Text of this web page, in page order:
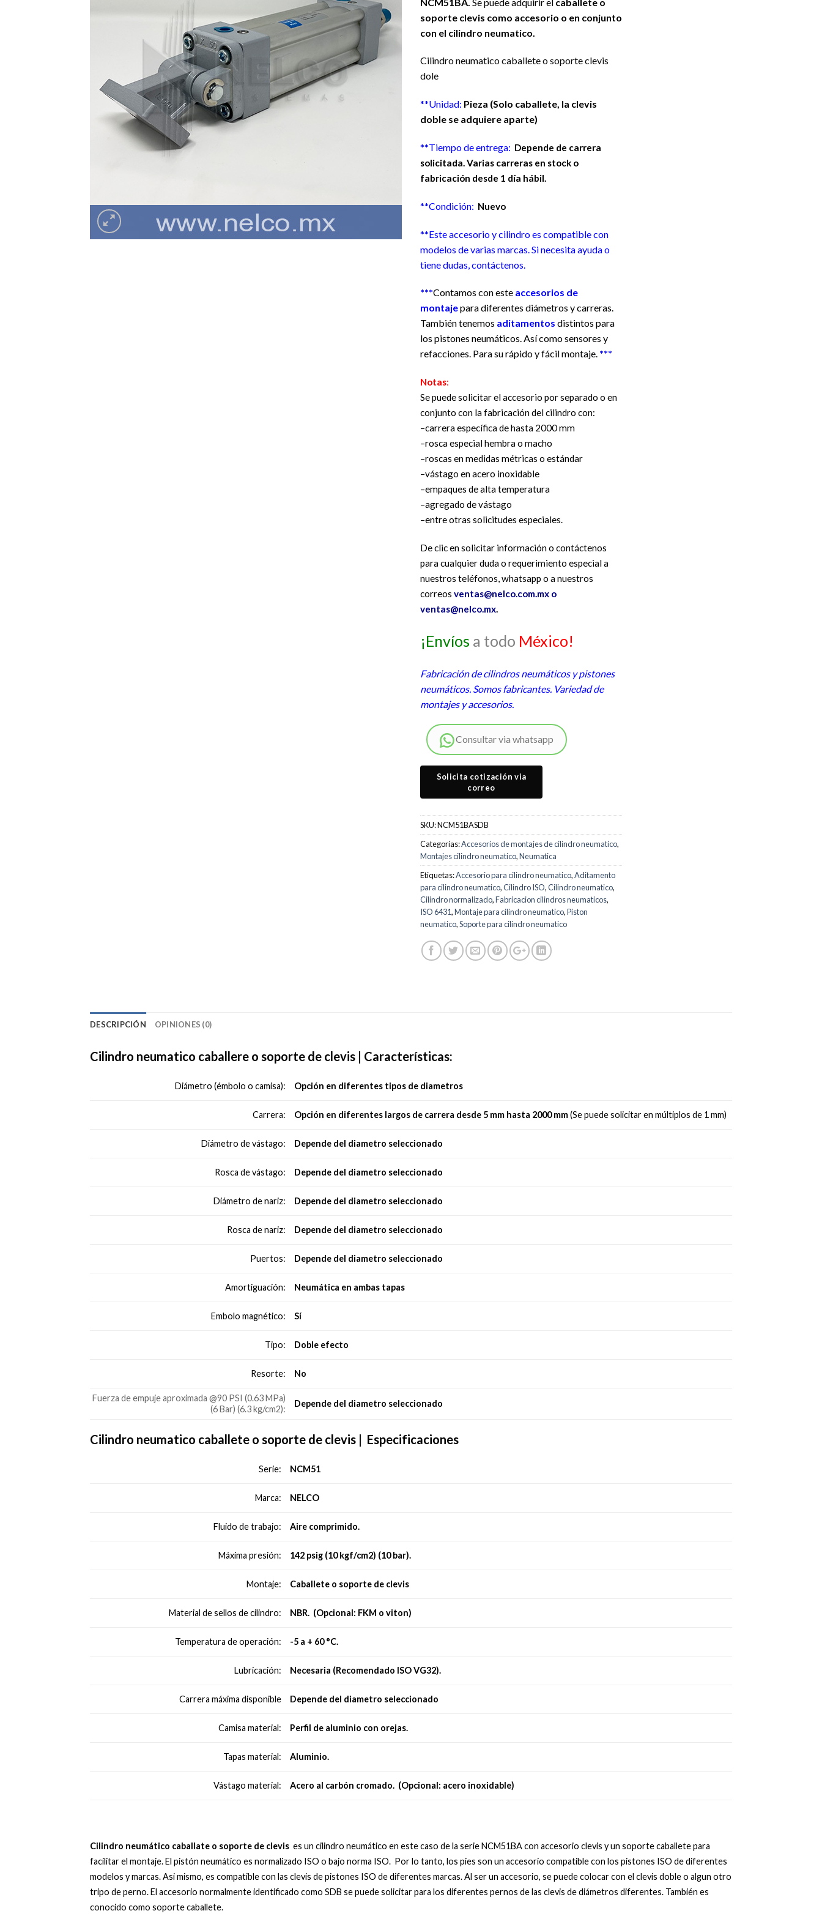
soporte clevis como accesorio o en conjunto
con el cilindro neumatico.
Cilindro neumatico caballete o soporte clevis
dole
**Unidad: Pieza (Solo caballete, la clevis
doble se adquiere aparte)
**Tiempo de entrega: Depende de carrera
solicitada. Varias carreras en stock o
fabricación desde 1 día hábil.
**Condición: Nuevo
**Este accesorio y cilindro es compatible con
modelos de varias marcas. Si necesita ayuda o
tiene dudas, contáctenos.
***Contamos con este accesorios de
montajepara diferentes diámetros y carreras.
También tenemos aditamentos distintos para
los pistones neumáticos. Así como sensores y
refacciones. Para su rápido y fácil montaje. ***
Notas:
Se puede solicitar el accesorio por separado o en
conjunto con la fabricación del cilindro con:
–carrera específica de hasta 2000 mm
–rosca especial hembra o macho
–roscas en medidas métricas o estándar
–vástago en acero inoxidable
–empaques de alta temperatura
–agregado de vástago
–entre otras solicitudes especiales.
De clic en solicitar información o contáctenos
para cualquier duda o requerimiento especial a
nuestros teléfonos, whatsapp o a nuestros
correos ventas@nelco.com.mx o
ventas@nelco.mx.
¡Envíos a todo México!
Fabricación de cilindros neumáticos y pistones
neumáticos. Somos fabricantes. Variedad de
montajes y accesorios.
Consultar via whatsapp
SKU:NCM51BASDB
Categorías:Accesorios de montajes de cilindro neumatico,
Montajes cilindro neumatico,Neumatica
Etiquetas:Accesorio para cilindro neumatico,Aditamento
para cilindro neumatico,Cilindro ISO,Cilindro neumatico,
Cilindro normalizado,Fabricacion cilindros neumaticos,
ISO 6431,Montaje para cilindro neumatico,Piston
neumatico,Soporte para cilindro neumatico
DESCRIPCIÓN OPINIONES (0)
Cilindro neumatico caballere o soporte de clevis | Características:
Diámetro (émbolo o camisa): Opción en diferentes tipos de diametros
Carrera: Opción en diferentes largos de carrera desde 5 mm hasta 2000 mm(Se puede solicitar en múltiplos de 1 mm)
Diámetro de vástago: Depende del diametro seleccionado
Rosca de vástago: Depende del diametro seleccionado
Diámetro de nariz: Depende del diametro seleccionado
Rosca de nariz: Depende del diametro seleccionado
Puertos: Depende del diametro seleccionado
Amortiguación: Neumática en ambas tapas
Embolo magnético: Sí
Tipo: Doble efecto
Resorte: No
Fuerza de empuje aproximada @90 PSI (0.63 MPa)
(6 Bar) (6.3 kg/cm2):
Depende del diametro seleccionado
Cilindro neumatico caballete o soporte de clevis | Especificaciones
Serie: NCM51
Marca: NELCO
Fluido de trabajo: Aire comprimido.
Máxima presión: 142 psig (10 kgf/cm2) (10 bar).
Montaje: Caballete o soporte de clevis
Material de sellos de cilindro: NBR. (Opcional: FKM o viton)
Temperatura de operación: -5 a + 60 °C.
Lubricación: Necesaria (Recomendado ISO VG32).
Carrera máxima disponible Depende del diametro seleccionado
Camisa material: Perfil de aluminio con orejas.
Tapas material: Aluminio.
Vástago material: Acero al carbón cromado. (Opcional: acero inoxidable)
Cilindro neumático caballate o soporte de clevis es un cilindro neumático en este caso de la serie NCM51BA con accesorio clevis y un soporte caballete para
facilitar el montaje. El pistón neumático es normalizado ISO o bajo norma ISO. Por lo tanto, los pies son un accesorio compatible con los pistones ISO de diferentes
modelos y marcas. Asi mismo, es compatible con las clevis de pistones ISO de diferentes marcas. Al ser un accesorio, se puede colocar con el clevis doble o algun otro
tripo de perno. El accesorio normalmente identificado como SDB se puede solicitar para los diferentes pernos de las clevis de diámetros diferentes. También es
conocido como soporte caballete.